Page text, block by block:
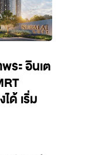
ระ อินเต
ด้ เริ่ม